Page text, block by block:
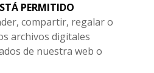
PERMITIDO
compartir, regalar o
archivos digitales
de nuestra web o